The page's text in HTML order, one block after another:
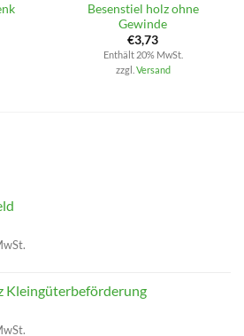
Besenstiel holz ohne
Gewinde
€3,73
Enthält 20% MwSt.
zzgl. Versand
Kleingüterbeförderung